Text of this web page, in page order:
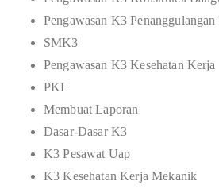
Pengawasan K3 Penanggulangan
SMK3
Pengawasan K3 Kesehatan Kerja
PKL
Membuat Laporan
Dasar-Dasar K3
K3 Pesawat Uap
K3 Kesehatan Kerja Mekanik